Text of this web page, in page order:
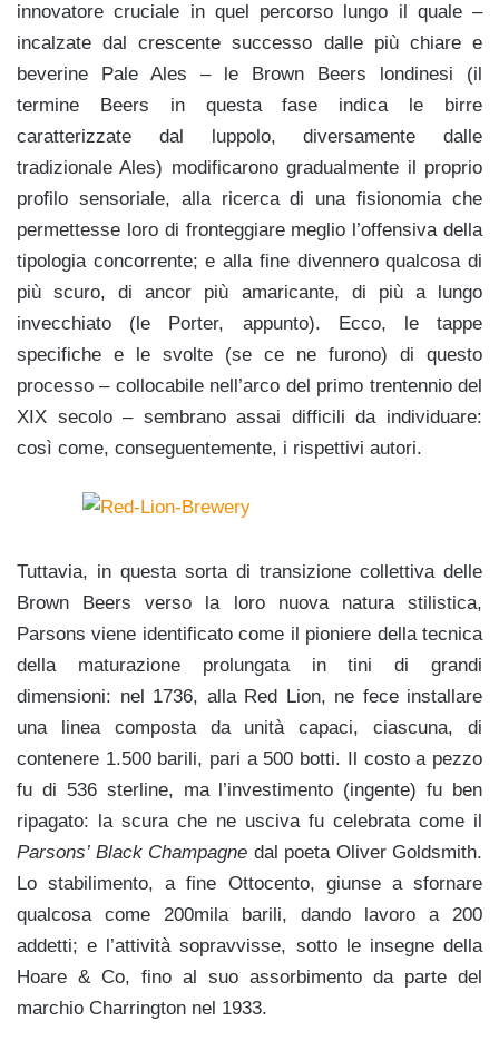
innovatore cruciale in quel percorso lungo il quale –
incalzate dal crescente successo dalle più chiare e
beverine Pale Ales – le Brown Beers londinesi (il
termine Beers in questa fase indica le birre
caratterizzate dal luppolo, diversamente dalle
tradizionale Ales) modificarono gradualmente il proprio
profilo sensoriale, alla ricerca di una fisionomia che
permettesse loro di fronteggiare meglio l’offensiva della
tipologia concorrente; e alla fine divennero qualcosa di
più scuro, di ancor più amaricante, di più a lungo
invecchiato (le Porter, appunto). Ecco, le tappe
specifiche e le svolte (se ce ne furono) di questo
processo – collocabile nell’arco del primo trentennio del
XIX secolo – sembrano assai difficili da individuare:
così come, conseguentemente, i rispettivi autori.
Tuttavia, in questa sorta di transizione collettiva delle
Brown Beers verso la loro nuova natura stilistica,
Parsons viene identificato come il pioniere della tecnica
della maturazione prolungata in tini di grandi
dimensioni: nel 1736, alla Red Lion, ne fece installare
una linea composta da unità capaci, ciascuna, di
contenere 1.500 barili, pari a 500 botti. Il costo a pezzo
fu di 536 sterline, ma l’investimento (ingente) fu ben
ripagato: la scura che ne usciva fu celebrata come il
Parsons’ Black Champagne dal poeta Oliver Goldsmith.
Lo stabilimento, a fine Ottocento, giunse a sfornare
qualcosa come 200mila barili, dando lavoro a 200
addetti; e l’attività sopravvisse, sotto le insegne della
Hoare & Co, fino al suo assorbimento da parte del
marchio Charrington nel 1933.